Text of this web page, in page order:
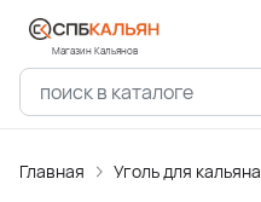
Магазин Кальянов
Главная Уголь для кальяна